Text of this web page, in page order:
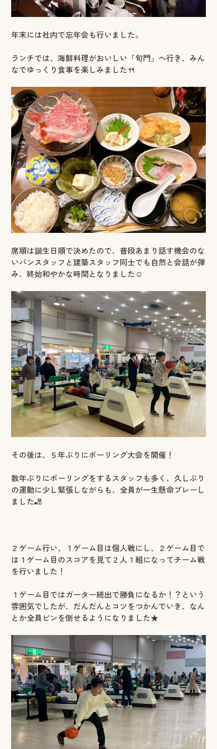
年末には社内で忘年会も行いました。
ランチでは、海鮮料理がおいしい「旬門」へ行き、みん
なでゆっくり食事を楽しみました🍴
席順は誕生日順で決めたので、普段あまり話す機会のな
いパンスタッフと建築スタッフ同士でも自然と会話が弾
み、終始和やかな時間となりました☺
その後は、５年ぶりにボーリング大会を開催！
数年ぶりにボーリングをするスタッフも多く、久しぶり
の運動に少し緊張しながらも、全員が一生懸命プレーし
ました🎳
２ゲーム行い、１ゲーム目は個人戦にし、２ゲーム目で
は１ゲーム目のスコアを見て２人１組になってチーム戦
を行いました！
１ゲーム目ではガーター続出で勝負になるか！？という
雰囲気でしたが、だんだんとコツをつかんでいき、なん
とか全員ピンを倒せるようになりました★